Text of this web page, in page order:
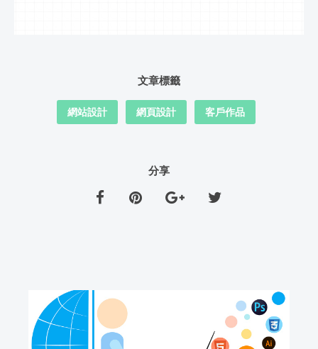
文章標籤
網站設計 網頁設計 客戶作品
分享